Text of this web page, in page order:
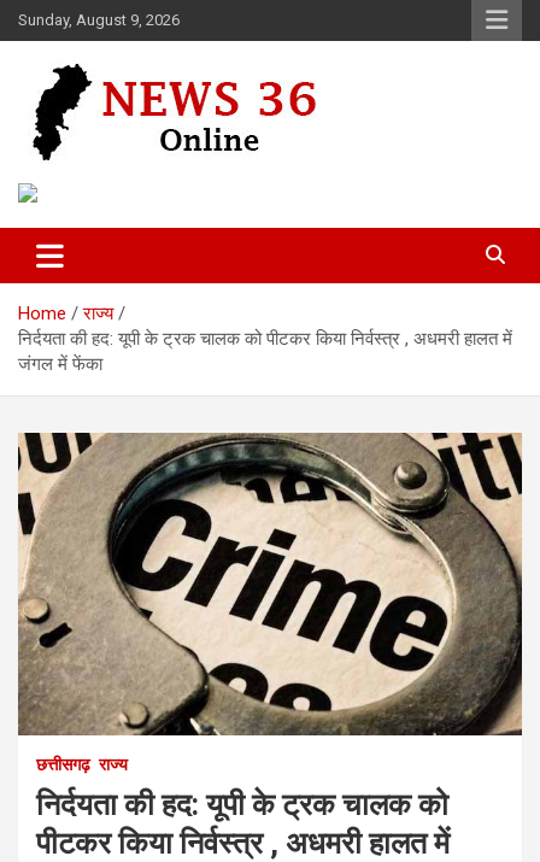
Skip
to
Sunday, August 9, 2026
News 36
Home
राज्य
निर्दयता की हद: यूपी के ट्रक चालक को पीटकर किया निर्वस्त्र , अधमरी हालत में
जंगल में फेंका
छत्तीसगढ़ राज्य
निर्दयता की हद: यूपी के ट्रक चालक को
पीटकर किया निर्वस्त्र , अधमरी हालत में